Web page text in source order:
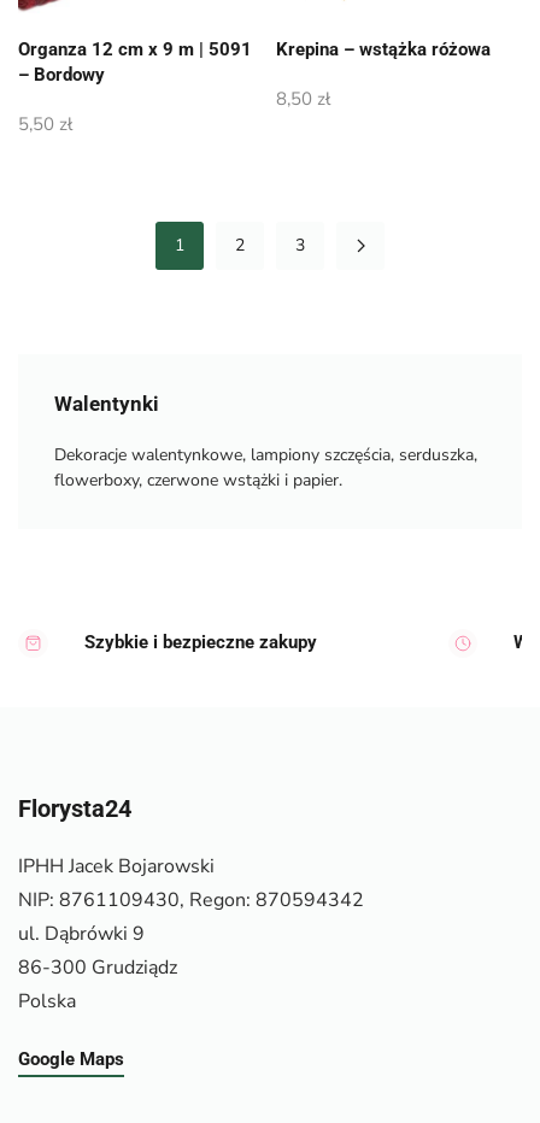
Organza 12 cm x 9 m | 5091
– Bordowy
5,50 zł
Krepina – wstążka różowa
8,50 zł
1 2 3
Walentynki
Dekoracje walentynkowe, lampiony szczęścia, serduszka,
flowerboxy, czerwone wstążki i papier.
Szybkie i bezpieczne zakupy
Florysta24
IPHH Jacek Bojarowski
NIP: 8761109430, Regon: 870594342
ul. Dąbrówki 9
86-300 Grudziądz
Polska
Google Maps